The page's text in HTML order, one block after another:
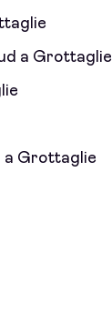
a Grottaglie
a Grottaglie